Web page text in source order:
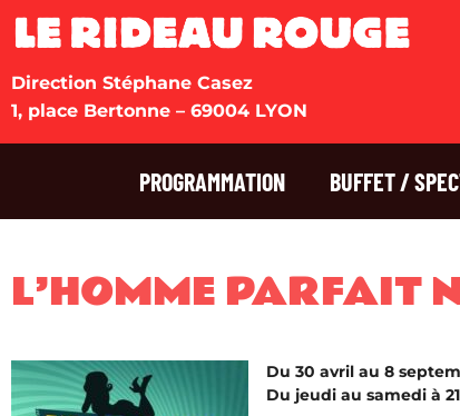
Direction Stéphane Casez
1, place Bertonne – 69004 LYON
PROGRAMMATION BUFFET /
L’HOMME PARFAIT
Du 30 avril au 8
Du jeudi au samedi à